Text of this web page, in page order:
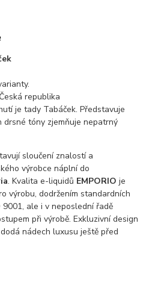
republika
je tady Tabáček. Představuje
drsné tóny zjemňuje nepatrný
sloučení znalostí a
výrobce náplní do
. Kvalita e-liquidů EMPORIOje
výrobu, dodržením standardních
ale i v neposlední řadě
při výrobě. Exkluzivní design
dodá nádech luxusu ještě před